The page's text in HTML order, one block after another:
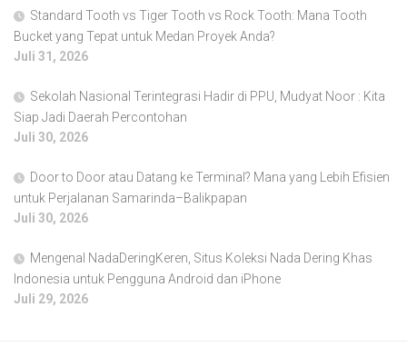
Standard Tooth vs Tiger Tooth vs Rock Tooth: Mana Tooth
Bucket yang Tepat untuk Medan Proyek Anda?
Juli 31, 2026
Sekolah Nasional Terintegrasi Hadir di PPU, Mudyat Noor : Kita
Siap Jadi Daerah Percontohan
Juli 30, 2026
Door to Door atau Datang ke Terminal? Mana yang Lebih Efisien
untuk Perjalanan Samarinda–Balikpapan
Juli 30, 2026
Mengenal NadaDeringKeren, Situs Koleksi Nada Dering Khas
Indonesia untuk Pengguna Android dan iPhone
Juli 29, 2026